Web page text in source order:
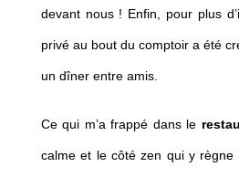
devant nous ! Enfin, pour plus
privé au bout du comptoir a été
un dîner entre amis.
Ce qui m’a frappé dans le
calme et le côté zen qui y